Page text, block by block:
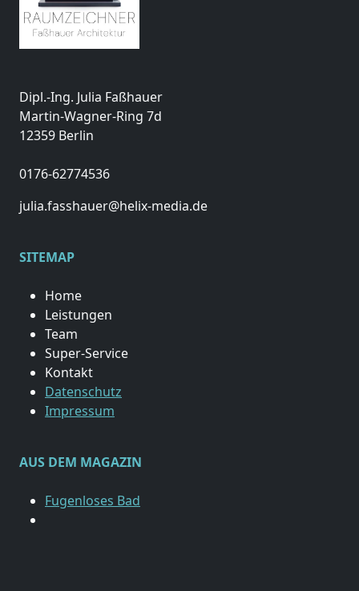
Dipl.-Ing. Julia Faßhauer
Martin-Wagner-Ring 7d
12359 Berlin
0176-62774536
julia.fasshauer@helix-media.de
SITEMAP
Home
Leistungen
Team
Super-Service
Kontakt
Datenschutz
Impressum
AUS DEM MAGAZIN
Fugenloses Bad